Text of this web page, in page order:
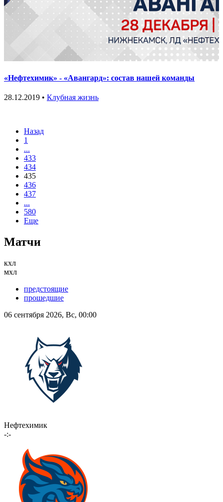
«Нефтехимик» - «Авангард»: состав нашей команды
28.12.2019 • Клубная жизнь
Назад
1
...
433
434
435
436
437
...
580
Еще
Матчи
кхл
мхл
предстоящие
прошедшие
06 сентября 2026, Вс, 00:00
Нефтехимик
-:-